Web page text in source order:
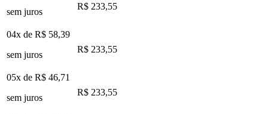
sem juros
R$ 233,55
04x de R$ 58,39
sem juros
R$ 233,55
05x de R$ 46,71
sem juros
R$ 233,55